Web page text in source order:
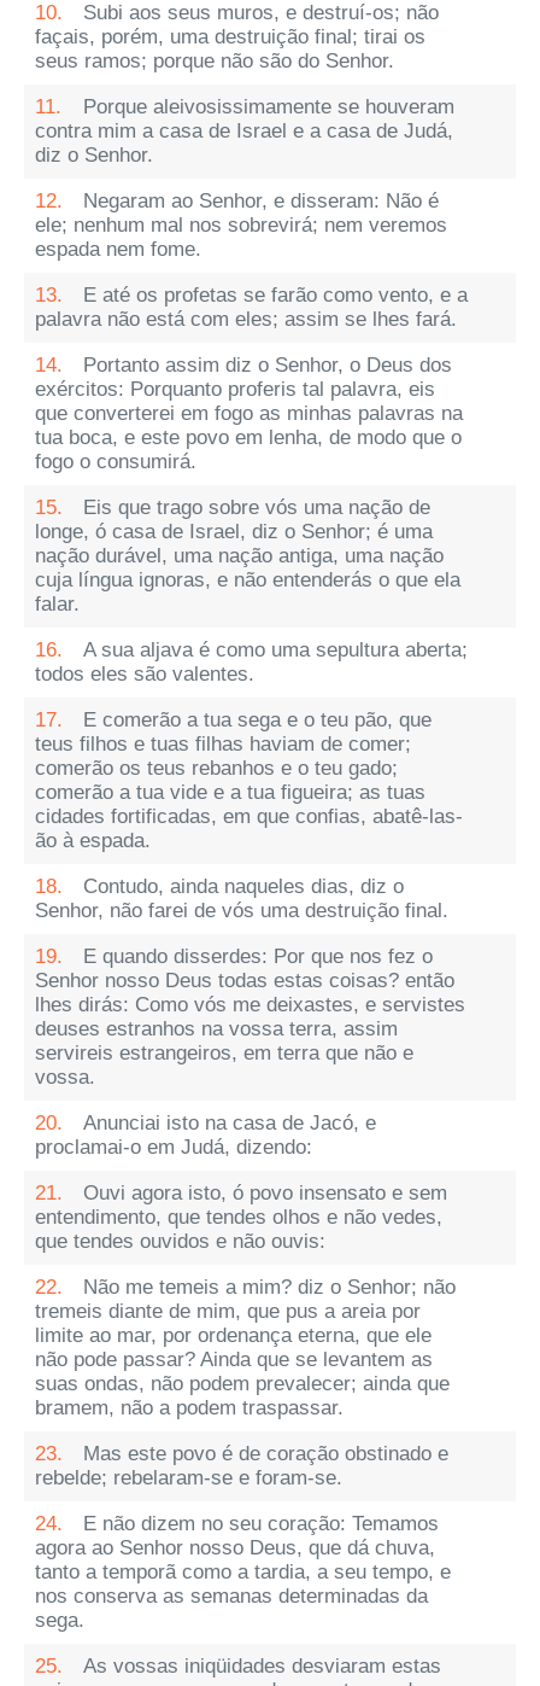
10.
Subi aos seus muros, e destruí-os; não
façais, porém, uma destruição final; tirai os
seus ramos; porque não são do Senhor.
11.
Porque aleivosissimamente se houveram
contra mim a casa de Israel e a casa de Judá,
diz o Senhor.
12.
Negaram ao Senhor, e disseram: Não é
ele; nenhum mal nos sobrevirá; nem veremos
espada nem fome.
13.
E até os profetas se farão como vento, e a
palavra não está com eles; assim se lhes fará.
14.
Portanto assim diz o Senhor, o Deus dos
exércitos: Porquanto proferis tal palavra, eis
que converterei em fogo as minhas palavras na
tua boca, e este povo em lenha, de modo que o
fogo o consumirá.
15.
Eis que trago sobre vós uma nação de
longe, ó casa de Israel, diz o Senhor; é uma
nação durável, uma nação antiga, uma nação
cuja língua ignoras, e não entenderás o que ela
falar.
16.
A sua aljava é como uma sepultura aberta;
todos eles são valentes.
17.
E comerão a tua sega e o teu pão, que
teus filhos e tuas filhas haviam de comer;
comerão os teus rebanhos e o teu gado;
comerão a tua vide e a tua figueira; as tuas
cidades fortificadas, em que confias, abatê-las-
ão à espada.
18.
Contudo, ainda naqueles dias, diz o
Senhor, não farei de vós uma destruição final.
19.
E quando disserdes: Por que nos fez o
Senhor nosso Deus todas estas coisas? então
lhes dirás: Como vós me deixastes, e servistes
deuses estranhos na vossa terra, assim
servireis estrangeiros, em terra que não e
vossa.
20.
Anunciai isto na casa de Jacó, e
proclamai-o em Judá, dizendo:
21.
Ouvi agora isto, ó povo insensato e sem
entendimento, que tendes olhos e não vedes,
que tendes ouvidos e não ouvis:
22.
Não me temeis a mim? diz o Senhor; não
tremeis diante de mim, que pus a areia por
limite ao mar, por ordenança eterna, que ele
não pode passar? Ainda que se levantem as
suas ondas, não podem prevalecer; ainda que
bramem, não a podem traspassar.
23.
Mas este povo é de coração obstinado e
rebelde; rebelaram-se e foram-se.
24.
E não dizem no seu coração: Temamos
agora ao Senhor nosso Deus, que dá chuva,
tanto a temporã como a tardia, a seu tempo, e
nos conserva as semanas determinadas da
sega.
25.
As vossas iniqüidades desviaram estas